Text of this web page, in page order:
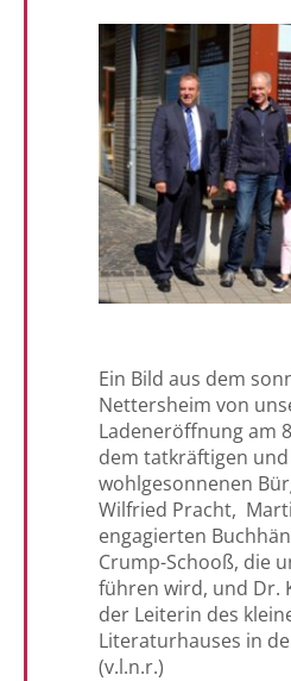
Ein Bild aus dem
Nettersheim von
Ladeneröffnung am
dem tatkräftigen
wohlgesonnenen
Wilfried Pracht,
engagierten
Crump-Schooß, die
führen wird, und Dr.
der Leiterin des
Literaturhauses in
(v.l.n.r.)